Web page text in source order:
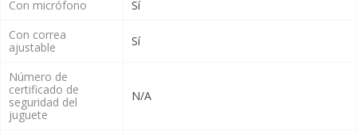
Con micrófono
Sí
Con correa
ajustable
Sí
Número de
certificado de
seguridad del
juguete
N/A